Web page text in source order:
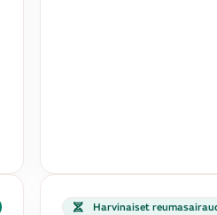
Harvinaiset